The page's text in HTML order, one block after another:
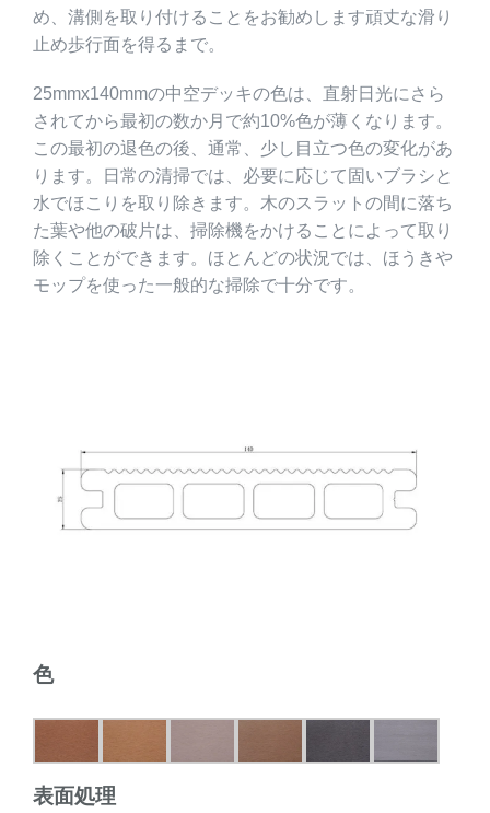
め、溝側を取り付けることをお勧めします頑丈な滑り
止め歩行面を得るまで。
25mmx140mmの中空デッキの色は、直射日光にさら
されてから最初の数か月で約10%色が薄くなります。
この最初の退色の後、通常、少し目立つ色の変化があ
ります。日常の清掃では、必要に応じて固いブラシと
水でほこりを取り除きます。木のスラットの間に落ち
た葉や他の破片は、掃除機をかけることによって取り
除くことができます。ほとんどの状況では、ほうきや
モップを使った一般的な掃除で十分です。
色
表面処理